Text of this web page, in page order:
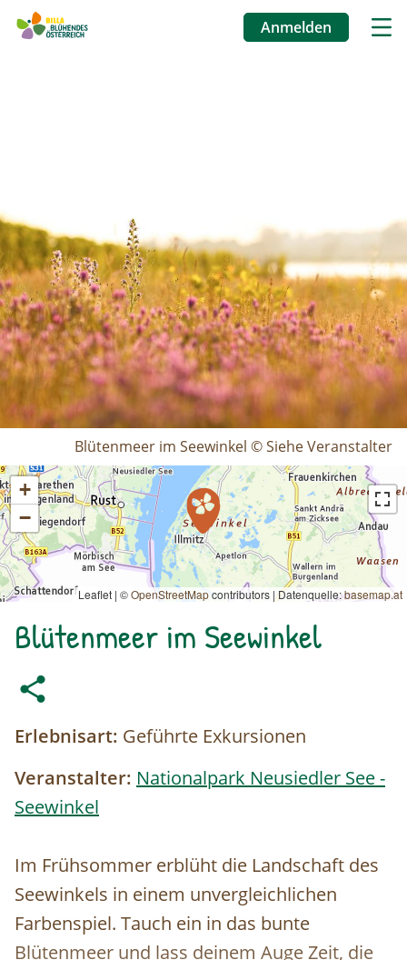
Anmelden
Blütenmeer im Seewinkel © Siehe Veranstalter
+
−
Leaflet | ©OpenStreetMapcontributors |Datenquelle:basemap.at
Blütenmeer im Seewinkel
Erlebnisart: Geführte Exkursionen
Veranstalter: Nationalpark Neusiedler See -
Seewinkel
Im Frühsommer erblüht die Landschaft des
Seewinkels in einem unvergleichlichen
Farbenspiel. Tauch ein in das bunte
Blütenmeer und lass deinem Auge Zeit, die